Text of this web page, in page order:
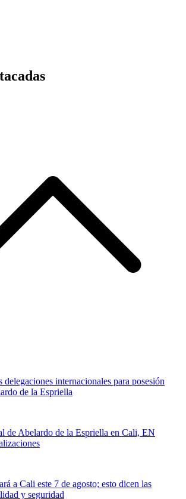
internacionales para posesión
de la Espriella
de Abelardo de la Espriella en Cali, EN
a Cali este 7 de agosto; esto dicen las
y seguridad